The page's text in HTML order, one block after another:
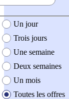
création de l'offre
Un jour
Trois jours
Une semaine
Deux semaines
Un mois
Toutes les offres